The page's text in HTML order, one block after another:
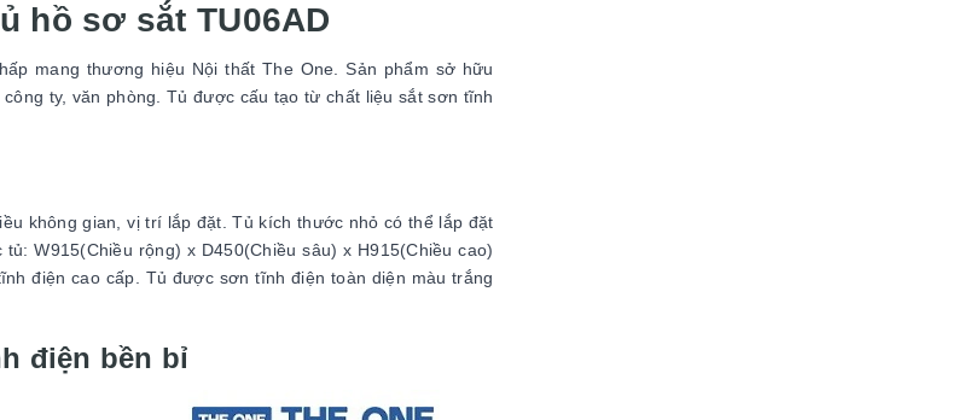
hồ sơ sắt TU06AD
mang thương hiệu Nội thất The One. Sản phẩm sở hữu
ty, văn phòng. Tủ được cấu tạo từ chất liệu sắt sơn tĩnh
không gian, vị trí lắp đặt. Tủ kích thước nhỏ có thể lắp đặt
W915(Chiều rộng) x D450(Chiều sâu) x H915(Chiều cao)
điện cao cấp. Tủ được sơn tĩnh điện toàn diện màu trắng
điện bền bỉ